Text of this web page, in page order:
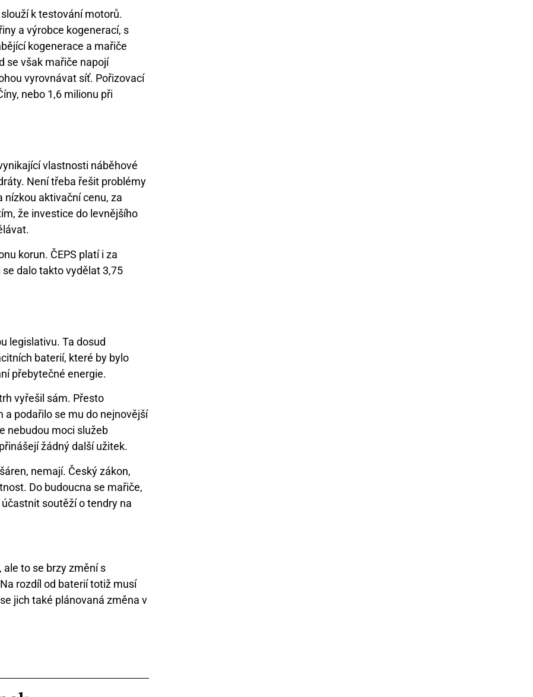
k testování motorů.
a výrobce kogenerací, s
kogenerace a mařiče
se však mařiče napojí
vyrovnávat síť. Pořizovací
nebo 1,6 milionu při
vlastnosti náběhové
Není třeba řešit problémy
nízkou aktivační cenu, za
že investice do levnějšího
korun. ČEPS platí i za
dalo takto vydělat 3,75
legislativu. Ta dosud
baterií, které by bylo
přebytečné energie.
vyřešil sám. Přesto
podařilo se mu do nejnovější
nebudou moci služeb
žádný další užitek.
nemají. Český zákon,
Do budoucna se mařiče,
soutěží o tendry na
to se brzy změní s
rozdíl od baterií totiž musí
jich také plánovaná změna v